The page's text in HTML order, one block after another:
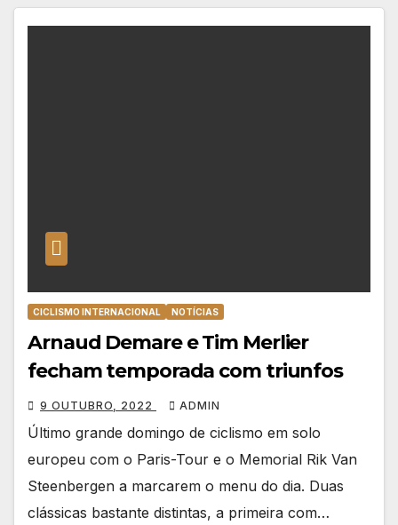
CICLISMO INTERNACIONAL NOTÍCIAS
Arnaud Demare e Tim Merlier
fecham temporada com triunfos
9 OUTUBRO, 2022 ADMIN
Último grande domingo de ciclismo em solo
europeu com o Paris-Tour e o Memorial Rik Van
Steenbergen a marcarem o menu do dia. Duas
clássicas bastante distintas, a primeira com…